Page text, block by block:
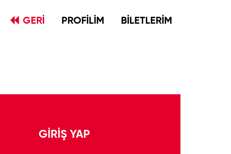
GERİ PROFİLİM BİLETLERİM
GİRİŞ YAP